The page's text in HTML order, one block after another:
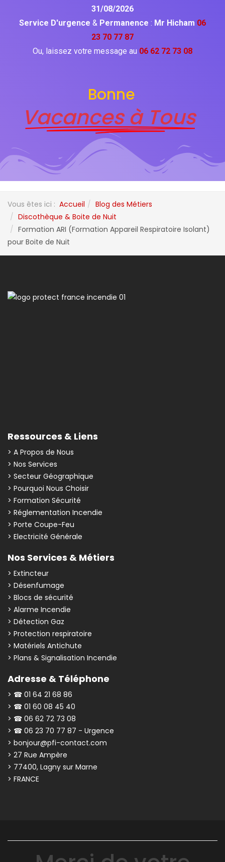
31/08/2026
Service D'urgence & Permanence : Mr Hicham 06
23 70 77 87
Ou, laissez votre message au 06 62 72 73 08
Bonne
Vacances à Tous
Vous êtes ici : Accueil
Blog des Métiers
Discothèque & Boite de Nuit
Formation ARI (Formation Appareil Respiratoire Isolant)
pour Boite de Nuit
Ressources & Liens
> A Propos de Nous
> Nos Services
> Secteur Géographique
> Pourquoi Nous Choisir
> Formation Sécurité
> Réglementation Incendie
> Porte Coupe-Feu
> Electricité Générale
Nos Services & Métiers
> Extincteur
> Désenfumage
> Blocs de sécurité
> Alarme Incendie
> Détection Gaz
> Protection respiratoire
> Matériels Antichute
> Plans & Signalisation Incendie
Adresse & Téléphone
> ☎ 01 64 21 68 86
> ☎ 01 60 08 45 40
> ☎ 06 62 72 73 08
> ☎ 06 23 70 77 87 - Urgence
> bonjour@pfi-contact.com
> 27 Rue Ampère
> 77400, Lagny sur Marne
> FRANCE